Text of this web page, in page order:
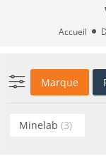
Accueil
Marque
Minelab (3)